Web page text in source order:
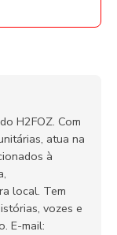
H2FOZ. Com
atua na
à
local. Tem
vozes e
E-mail: